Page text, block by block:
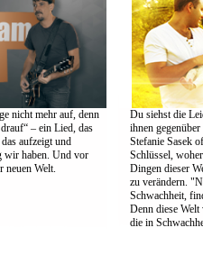
nicht mehr auf, denn
– ein Lied, das
aufzeigt und
wir haben. Und vor
neuen Welt.
Du siehst die
ihnen
Stefanie Sasek
Schlüssel,
Dingen dieser
zu verändern.
Schwachheit,
Denn diese Welt
die in